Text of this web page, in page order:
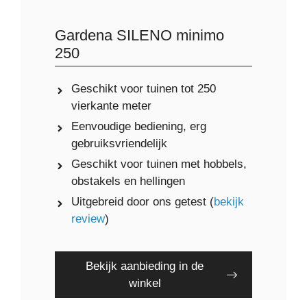
Gardena SILENO minimo
250
Geschikt voor tuinen tot 250
vierkante meter
Eenvoudige bediening, erg
gebruiksvriendelijk
Geschikt voor tuinen met hobbels,
obstakels en hellingen
Uitgebreid door ons getest (bekijk
review)
Bekijk aanbieding in de
winkel